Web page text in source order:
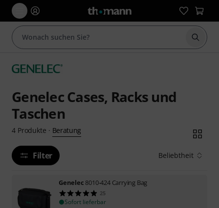
Suche
Genelec Cases, Racks und
Taschen
4 Produkte · Beratung
Filter Beliebtheit
Genelec 8010-424 Carrying Bag
25
Sofort lieferbar